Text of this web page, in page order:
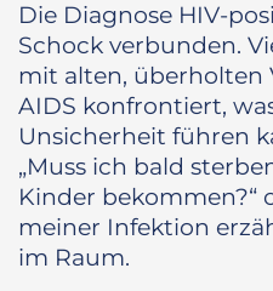
Die Diagnose HIV-
Schock verbunden.
mit alten, überholten
AIDS konfrontiert,
Unsicherheit führen
„Muss ich bald
Kinder bekommen?“
meiner Infektion
im Raum.